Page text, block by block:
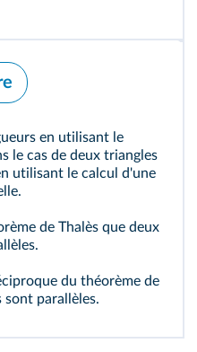
en utilisant le
le cas de deux triangles
utilisant le calcul d'une
de Thalès que deux
du théorème de
sont parallèles.